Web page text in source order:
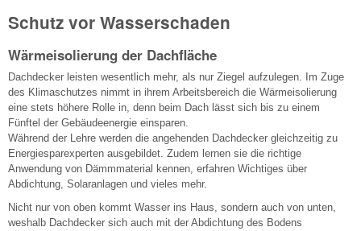
Schutz vor Wasserschaden
Wärmeisolierung der Dachfläche
Dachdecker leisten wesentlich mehr, als nur Ziegel aufzulegen. Im Zuge
des Klimaschutzes nimmt in ihrem Arbeitsbereich die Wärmeisolierung
eine stets höhere Rolle in, denn beim Dach lässt sich bis zu einem
Fünftel der Gebäudeenergie einsparen.
Während der Lehre werden die angehenden Dachdecker gleichzeitig zu
Energiesparexperten ausgebildet. Zudem lernen sie die richtige
Anwendung von Dämmmaterial kennen, erfahren Wichtiges über
Abdichtung, Solaranlagen und vieles mehr.
Nicht nur von oben kommt Wasser ins Haus, sondern auch von unten,
weshalb Dachdecker sich auch mit der Abdichtung des Bodens